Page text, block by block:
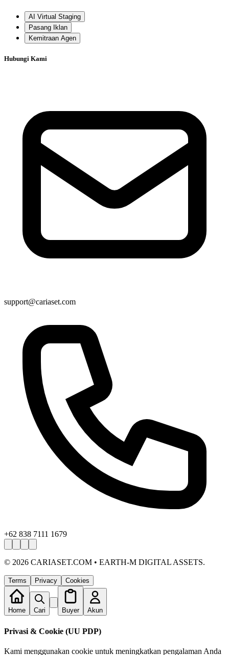
AI Virtual Staging
Pasang Iklan
Kemitraan Agen
Hubungi Kami
support@cariaset.com
+62 838 7111 1679
© 2026 CARIASET.COM • EARTH-M DIGITAL ASSETS.
Terms Privacy Cookies
Home Cari Buyer Akun
Privasi & Cookie (UU PDP)
Kami menggunakan cookie untuk meningkatkan pengalaman Anda